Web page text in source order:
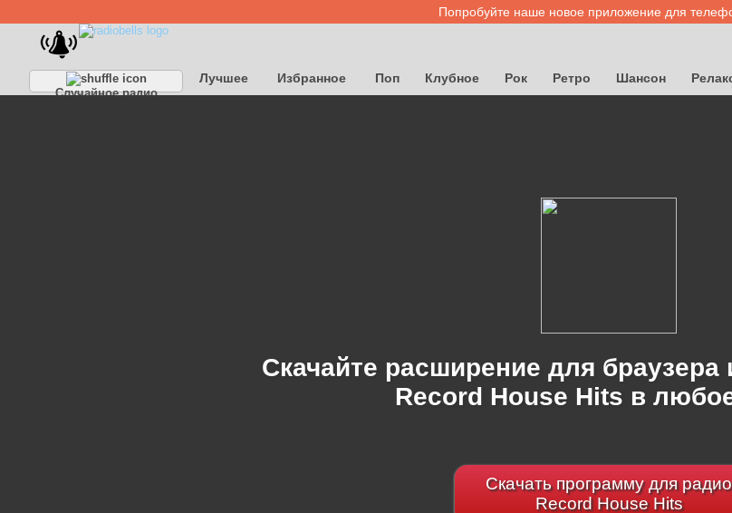
Попробуйте наше новое приложение для
Случайное радио
Лучшее Избранное Поп Клубное Рок Ретро Шансон
Скачайте расширение для
Record House Hits в
Скачать программу для радио
Record House Hits